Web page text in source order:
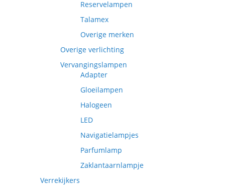
Reservelampen
Talamex
Overige merken
Overige verlichting
Vervangingslampen
Adapter
Gloeilampen
Halogeen
LED
Navigatielampjes
Parfumlamp
Zaklantaarnlampje
Verrekijkers